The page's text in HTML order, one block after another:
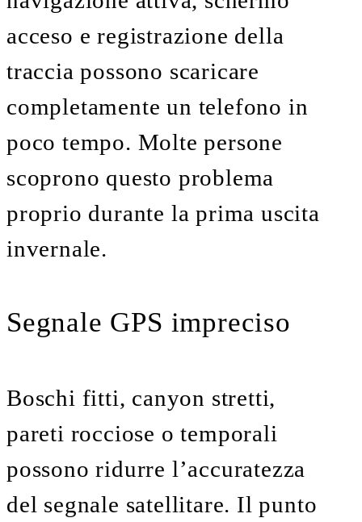
acceso e registrazione della
traccia possono scaricare
completamente un telefono in
poco tempo. Molte persone
scoprono questo problema
proprio durante la prima uscita
invernale.
Segnale GPS impreciso
Boschi fitti, canyon stretti,
pareti rocciose o temporali
possono ridurre l’accuratezza
del segnale satellitare. Il punto